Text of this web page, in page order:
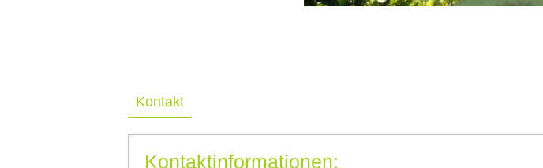
Kontakt
Kontaktinformationen: